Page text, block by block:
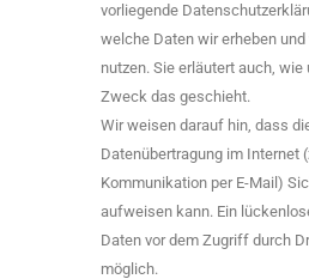
vorliegende
welche Daten wir erheben
nutzen. Sie erläutert auch,
Zweck das geschieht.
Wir weisen darauf hin, dass
Datenübertragung im Internet
Kommunikation per E-Mail)
aufweisen kann. Ein
Daten vor dem Zugriff durch
möglich.